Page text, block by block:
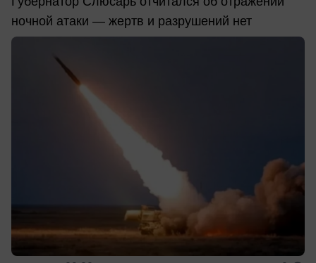
ночной атаки — жертв и разрушений нет